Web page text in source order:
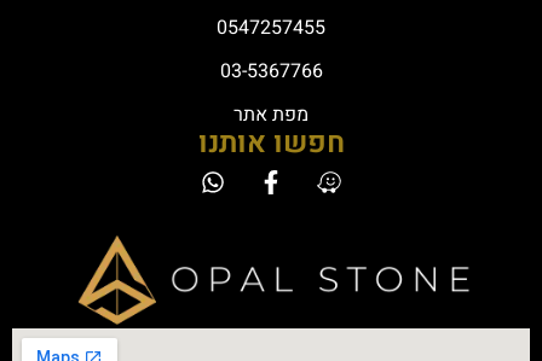
0547257455
03-5367766
מפת אתר
חפשו אותנו